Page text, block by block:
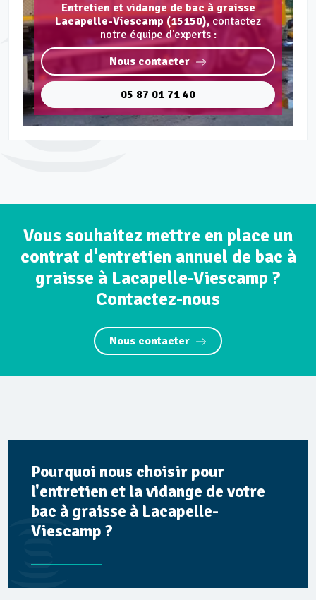
Entretien et vidange de bac à graisse
Lacapelle-Viescamp (15150), contactez
notre équipe d'experts :
Nous contacter
05 87 01 71 40
Vous souhaitez mettre en place un
contrat d'entretien annuel de bac à
graisse à Lacapelle-Viescamp ?
Contactez-nous
Nous contacter
Pourquoi nous choisir pour
l'entretien et la vidange de votre
bac à graisse à Lacapelle-
Viescamp ?